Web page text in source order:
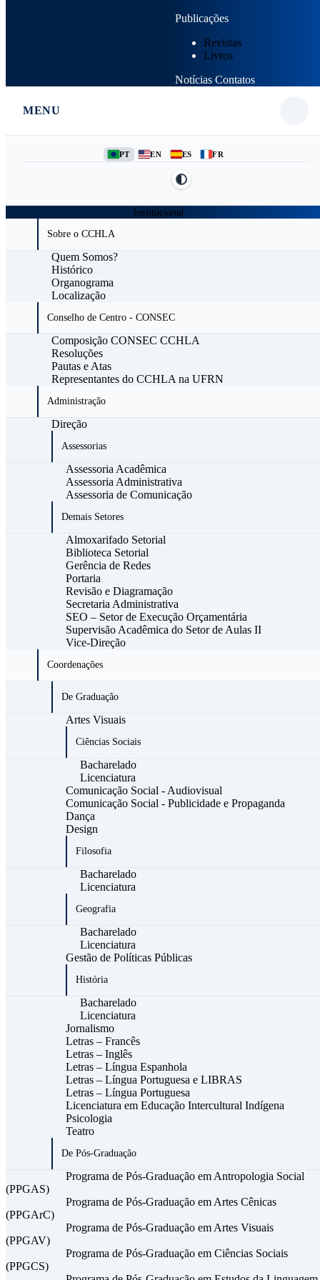
Publicações
Revistas
Livros
Notícias Contatos
MENU
PT EN ES FR
Institucional
Sobre o CCHLA
Quem Somos?
Histórico
Organograma
Localização
Conselho de Centro - CONSEC
Composição CONSEC CCHLA
Resoluções
Pautas e Atas
Representantes do CCHLA na UFRN
Administração
Direção
Assessorias
Assessoria Acadêmica
Assessoria Administrativa
Assessoria de Comunicação
Demais Setores
Almoxarifado Setorial
Biblioteca Setorial
Gerência de Redes
Portaria
Revisão e Diagramação
Secretaria Administrativa
SEO – Setor de Execução Orçamentária
Supervisão Acadêmica do Setor de Aulas II
Vice-Direção
Coordenações
De Graduação
Artes Visuais
Ciências Sociais
Bacharelado
Licenciatura
Comunicação Social - Audiovisual
Comunicação Social - Publicidade e Propaganda
Dança
Design
Filosofia
Bacharelado
Licenciatura
Geografia
Bacharelado
Licenciatura
Gestão de Políticas Públicas
História
Bacharelado
Licenciatura
Jornalismo
Letras – Francês
Letras – Inglês
Letras – Língua Espanhola
Letras – Língua Portuguesa e LIBRAS
Letras – Língua Portuguesa
Licenciatura em Educação Intercultural Indígena
Psicologia
Teatro
De Pós-Graduação
Programa de Pós-Graduação em Antropologia Social
(PPGAS)
Programa de Pós-Graduação em Artes Cênicas
(PPGArC)
Programa de Pós-Graduação em Artes Visuais
(PPGAV)
Programa de Pós-Graduação em Ciências Sociais
(PPGCS)